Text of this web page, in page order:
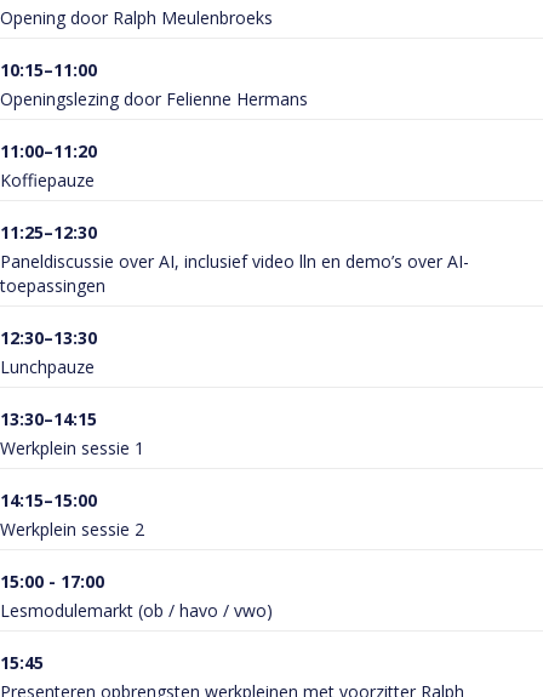
Opening door Ralph Meulenbroeks
10:15–11:00
Openingslezing door Felienne Hermans
11:00–11:20
Koffiepauze
11:25–12:30
Paneldiscussie over AI, inclusief video lln en demo’s over AI-
toepassingen
12:30–13:30
Lunchpauze
13:30–14:15
Werkplein sessie 1
14:15–15:00
Werkplein sessie 2
15:00 - 17:00
Lesmodulemarkt (ob / havo / vwo)
15:45
Presenteren opbrengsten werkpleinen met voorzitter Ralph